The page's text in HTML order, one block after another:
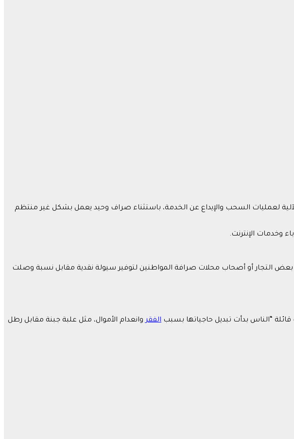
لعمليات السحب والإيداع عن الخدمة، باستثناء صراف وحيد يعمل بشكل غير منتظم
وخدمات الإنترنت.
بعض التجار أو أصحاب محلات صرافة المواطنين لتوفير سيولة نقدية مقابل نسبة وصلت
“الناس بدأت تبديل حاجياتها بسبب الفقروانعدام الأموال، مثل علبة جبنة مقابل رطل